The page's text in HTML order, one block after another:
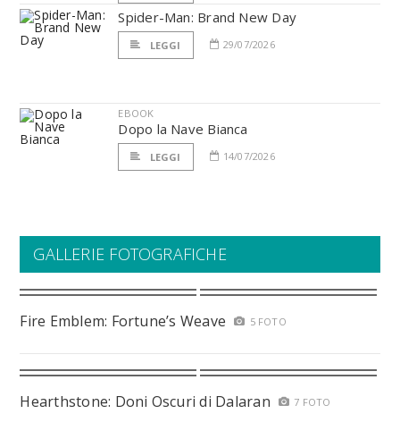
Spider-Man: Brand New Day
LEGGI 29/07/2026
EBOOK
Dopo la Nave Bianca
LEGGI 14/07/2026
GALLERIE FOTOGRAFICHE
Fire Emblem: Fortune’s Weave 5 FOTO
Hearthstone: Doni Oscuri di Dalaran 7 FOTO